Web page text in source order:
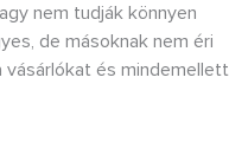
nem tudják könnyen
de másoknak nem éri
vásárlókat és mindemellett